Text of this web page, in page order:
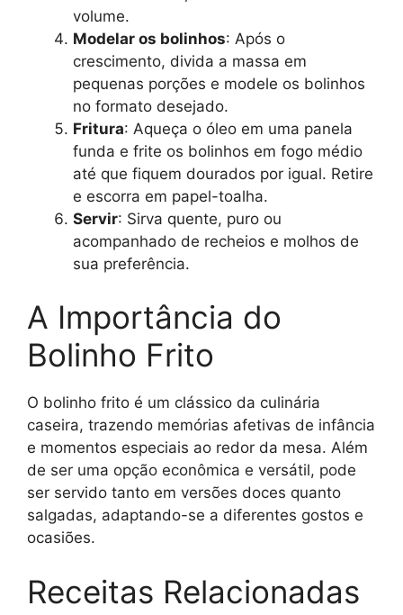
volume.
Modelar os bolinhos: Após o
crescimento, divida a massa em
pequenas porções e modele os bolinhos
no formato desejado.
Fritura: Aqueça o óleo em uma panela
funda e frite os bolinhos em fogo médio
até que fiquem dourados por igual. Retire
e escorra em papel-toalha.
Servir: Sirva quente, puro ou
acompanhado de recheios e molhos de
sua preferência.
A Importância do
Bolinho Frito
O bolinho frito é um clássico da culinária
caseira, trazendo memórias afetivas de infância
e momentos especiais ao redor da mesa. Além
de ser uma opção econômica e versátil, pode
ser servido tanto em versões doces quanto
salgadas, adaptando-se a diferentes gostos e
ocasiões.
Receitas Relacionadas